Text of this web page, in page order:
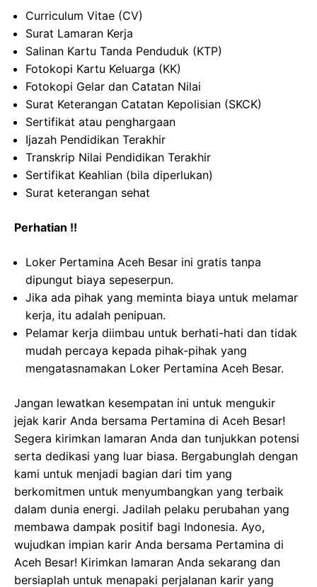
Curriculum Vitae (CV)
Surat Lamaran Kerja
Salinan Kartu Tanda Penduduk (KTP)
Fotokopi Kartu Keluarga (KK)
Fotokopi Gelar dan Catatan Nilai
Surat Keterangan Catatan Kepolisian (SKCK)
Sertifikat atau penghargaan
Ijazah Pendidikan Terakhir
Transkrip Nilai Pendidikan Terakhir
Sertifikat Keahlian (bila diperlukan)
Surat keterangan sehat
Perhatian !!
Loker Pertamina Aceh Besar ini gratis tanpa
dipungut biaya sepeserpun.
Jika ada pihak yang meminta biaya untuk melamar
kerja, itu adalah penipuan.
Pelamar kerja diimbau untuk berhati-hati dan tidak
mudah percaya kepada pihak-pihak yang
mengatasnamakan Loker Pertamina Aceh Besar.
Jangan lewatkan kesempatan ini untuk mengukir
jejak karir Anda bersama Pertamina di Aceh Besar!
Segera kirimkan lamaran Anda dan tunjukkan potensi
serta dedikasi yang luar biasa. Bergabunglah dengan
kami untuk menjadi bagian dari tim yang
berkomitmen untuk menyumbangkan yang terbaik
dalam dunia energi. Jadilah pelaku perubahan yang
membawa dampak positif bagi Indonesia. Ayo,
wujudkan impian karir Anda bersama Pertamina di
Aceh Besar! Kirimkan lamaran Anda sekarang dan
bersiaplah untuk menapaki perjalanan karir yang